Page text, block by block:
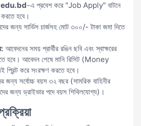
-এ প্রবেশ করে "Job Apply" বাটনে
হবে।
জন্য সার্ভিস চার্জসহ মোট ৩০০/- টাকা জমা দিতে
আবেদনের সময় প্রার্থীর রঙিন ছবি এবং স্বাক্ষরের
হবে। আবেদন শেষে মানি রিসিট (Money
করে সংরক্ষণ করতে হবে।
জন্য সর্বোচ্চ বয়স ৩২ বছর (সামরিক বাহিনীর
জন্য ড্রাইভার পদে বয়স শিথিলযোগ্য)।